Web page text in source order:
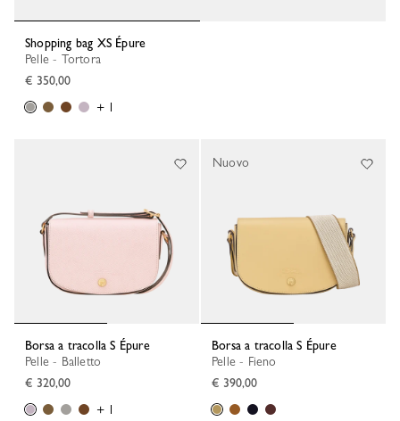
Shopping bag XS Épure
Pelle - Tortora
€ 350,00
+ 1
Borsa a tracolla S Épure
Pelle - Balletto
€ 320,00
+ 1
Borsa a tracolla S Épure
Pelle - Fieno
€ 390,00
Nuovo